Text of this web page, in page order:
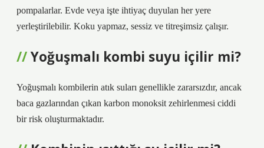
pompalarlar. Evde veya işte ihtiyaç duyulan her yere
yerleştirilebilir. Koku yapmaz, sessiz ve titreşimsiz çalışır.
Yoğuşmalı kombi suyu içilir mi?
Yoğuşmalı kombilerin atık suları genellikle zararsızdır, ancak
baca gazlarından çıkan karbon monoksit zehirlenmesi ciddi
bir risk oluşturmaktadır.